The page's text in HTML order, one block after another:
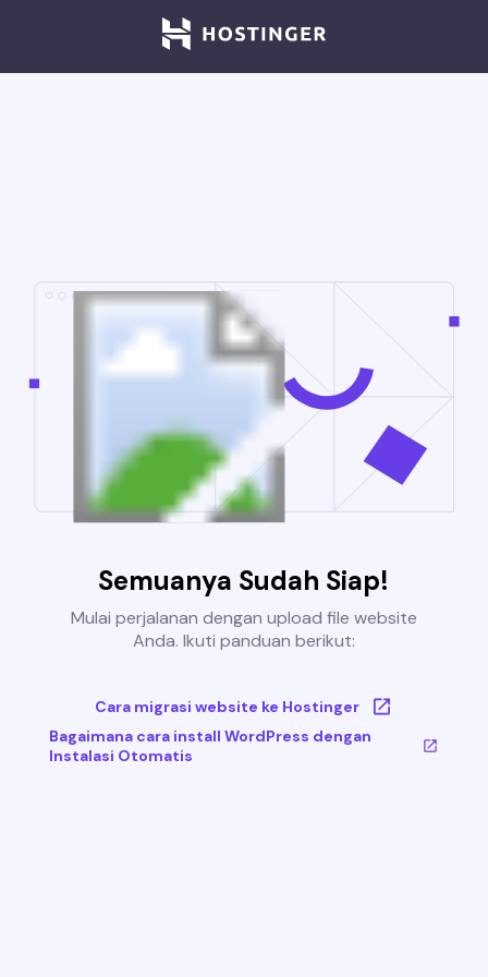
Semuanya Sudah Siap!
Mulai perjalanan dengan upload file website
Anda. Ikuti panduan berikut:
Cara migrasi website ke Hostinger
Bagaimana cara install WordPress dengan
Instalasi Otomatis